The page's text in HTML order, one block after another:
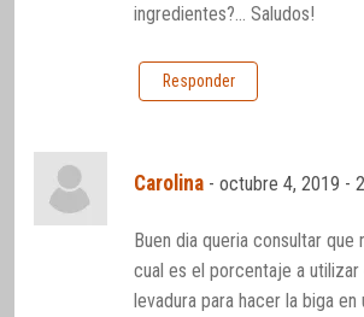
ingredientes?… Saludos!
Responder
Carolina -octubre 4, 2019 -
Buen dia queria consultar que
cual es el porcentaje a utilizar
levadura para hacer la biga